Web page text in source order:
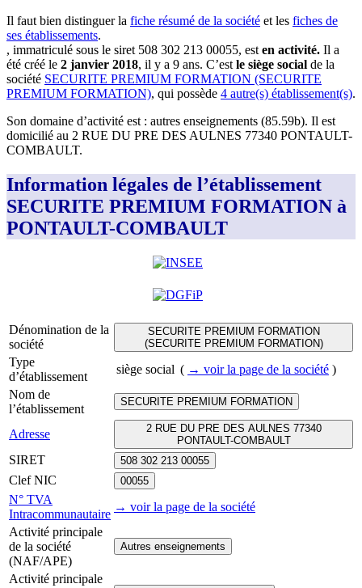
Il faut bien distinguer la fiche résumé de la société et les fiches de
ses établissements.
, immatriculé sous le siret 508 302 213 00055, est en activité. Il a
été créé le 2 janvier 2018, il y a 9 ans. C’est le siège social de la
société SECURITE PREMIUM FORMATION (SECURITE
PREMIUM FORMATION), qui possède 4 autre(s) établissement(s).
Son domaine d’activité est : autres enseignements (85.59b). Il est
domicilié au 2 RUE DU PRE DES AULNES 77340 PONTAULT-
COMBAULT.
Information légales de l’établissement
SECURITE PREMIUM FORMATION à
PONTAULT-COMBAULT
Dénomination de la
société
SECURITE PREMIUM FORMATION
(SECURITE PREMIUM FORMATION)
Type
d’établissement
siège social ( → voir la page de la société )
Nom de
l’établissement
SECURITE PREMIUM FORMATION
Adresse
2 RUE DU PRE DES AULNES 77340
PONTAULT-COMBAULT
SIRET 508 302 213 00055
Clef NIC 00055
N° TVA
Intracommunautaire
→ voir la page de la société
Activité principale
de la société
(NAF/APE)
Autres enseignements
Activité principale